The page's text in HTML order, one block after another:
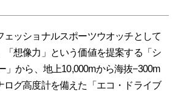
ェッショナルスポーツウオッチとして
「想像力」という価値を提案する「シ
」から、地上10,000mから海抜−300m
ログ高度計を備えた「エコ・ドライブ